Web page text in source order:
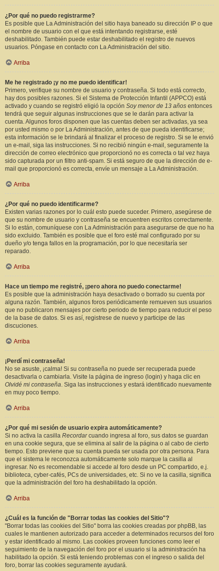
¿Por qué no puedo registrarme?
Es posible que La Administración del sitio haya baneado su dirección IP o que
el nombre de usuario con el que está intentando registrarse, esté
deshabilitado. También puede estar deshabilitado el registro de nuevos
usuarios. Póngase en contacto con La Administración del sitio.
Arriba
Me he registrado ¡y no me puedo identificar!
Primero, verifique su nombre de usuario y contraseña. Si todo está correcto,
hay dos posibles razones. Si el Sistema de Protección Infantil (APPCO) está
activado y cuando se registró eligió la opción Soy menor de 13 años entonces
tendrá que seguir algunas instrucciones que se le darán para activar la
cuenta. Algunos foros disponen que las cuentas deben ser activadas, ya sea
por usted mismo o por La Administración, antes de que pueda identificarse;
esta información se le brindará al finalizar el proceso de registro. Si se le envió
un e-mail, siga las instrucciones. Si no recibió ningún e-mail, seguramente la
dirección de correo electrónico que proporcionó no es correcta o tal vez haya
sido capturada por un filtro anti-spam. Si está seguro de que la dirección de e-
mail que proporcionó es correcta, envíe un mensaje a La Administración.
Arriba
¿Por qué no puedo identificarme?
Existen varias razones por lo cuál esto puede suceder. Primero, asegúrese de
que su nombre de usuario y contraseña se encuentren escritos correctamente.
Si lo están, comuníquese con La Administración para asegurarse de que no ha
sido excluido. También es posible que el foro esté mal configurado por su
dueño y/o tenga fallos en la programación, por lo que necesitaría ser
reparado.
Arriba
Hace un tiempo me registré, ¡pero ahora no puedo conectarme!
Es posible que la administración haya desactivado o borrado su cuenta por
alguna razón. También, algunos foros periódicamente remueven sus usuarios
que no publicaron mensajes por cierto periodo de tiempo para reducir el peso
de la base de datos. Si es así, registrese de nuevo y participe de las
discuciones.
Arriba
¡Perdí mi contraseña!
No se asuste, ¡calma! Si su contraseña no puede ser recuperada puede
desactivarla o cambiarla. Visite la página de ingreso (login) y haga clic en
Olvidé mi contraseña. Siga las instrucciones y estará identificado nuevamente
en muy poco tiempo.
Arriba
¿Por qué mi sesión de usuario expira automáticamente?
Si no activa la casilla Recordarcuando ingresa al foro, sus datos se guardan
en una cookie segura, que se elimina al salir de la página o al cabo de cierto
tiempo. Esto previene que su cuenta pueda ser usada por otra persona. Para
que el sistema le reconozca automáticamente solo marque la casilla al
ingresar. No es recomendable si accede al foro desde un PC compartido, e.j.
biblioteca, cyber-cafés, PCs de universidades, etc. Si no ve la casilla, significa
que la administración del foro ha deshabilitado la opción.
Arriba
¿Cuál es la función de "Borrar todas las cookies del Sitio"?
"Borrar todas las cookies del Sitio" borra las cookies creadas por phpBB, las
cuales le mantienen autorizado para acceder a determinados recursos del foro
y estar identificado al mismo. Las cookies proveen funciones como leer el
seguimiento de la navegación del foro por el usuario si la administración ha
habilitado la opción. Si está teniendo problemas con el ingreso o salida del
foro, borrar las cookies seguramente ayudará.